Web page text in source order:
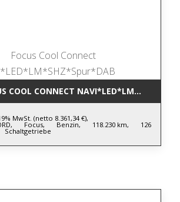
COOL CONNECT
MwSt. (netto 8.361,34 €),
Focus, Benzin, 118.230 km, 126
Schaltgetriebe